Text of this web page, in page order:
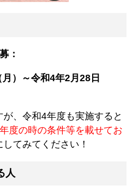
：
）～令和4年2月28日
、令和4年度も実施すると
度の時の条件等を載せてお
てみてください！
人